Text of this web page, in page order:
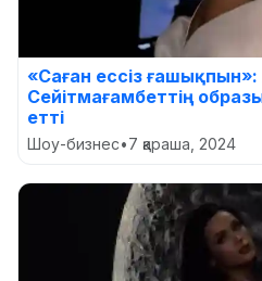
«Саған ессіз
Сейітмағамбеттің
етті
Шоу-бизнес•7 қараша, 2024